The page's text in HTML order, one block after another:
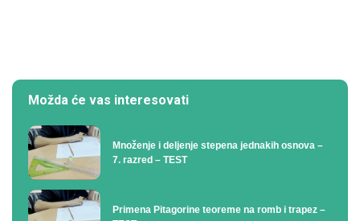
Možda će vas interesovati
Množenje i deljenje stepena jednakih osnova –
7. razred – TEST
Primena Pitagorine teoreme na romb i trapez –